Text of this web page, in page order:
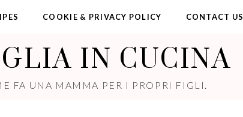
COOKIE & PRIVACY POLICY CONTACT US
IN CUCINA
FA UNA MAMMA PER I PROPRI FIGLI.